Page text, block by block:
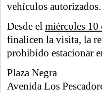
vehículos autorizados.
Desde el miércoles 10
finalicen la visita, la
prohibido estacionar
Plaza Negra
Avenida Los